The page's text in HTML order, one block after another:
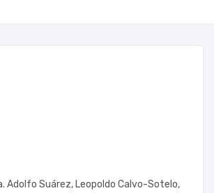
Adolfo Suárez, Leopoldo Calvo-Sotelo,